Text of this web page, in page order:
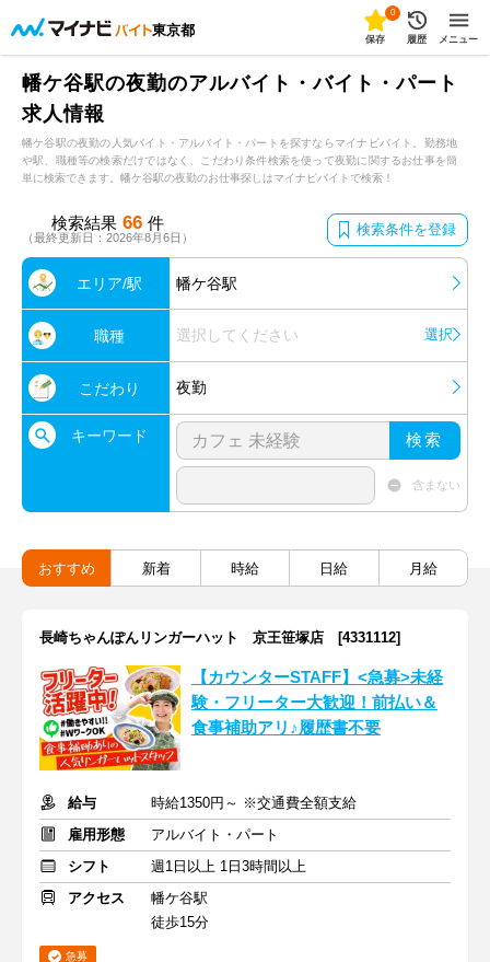
東京都
0
保存 履歴 メニュー
幡ケ谷駅の夜勤のアルバイト・バイト・パート
求人情報
幡ケ谷駅の夜勤の人気バイト・アルバイト・パートを探すならマイナビバイト。勤務地
や駅、職種等の検索だけではなく、こだわり条件検索を使って夜勤に関するお仕事を簡
単に検索できます。幡ケ谷駅の夜勤のお仕事探しはマイナビバイトで検索！
検索結果 66 件
（最終更新日：2026年8月6日） 検索条件を登録
エリア/駅 幡ケ谷駅
職種 選択してください 選択
こだわり 夜勤
キーワード 検索
含まない
おすすめ 新着 時給 日給 月給
長崎ちゃんぽんリンガーハット 京王笹塚店 [4331112]
【カウンターSTAFF】<急募>未経
験・フリーター大歓迎！前払い＆
食事補助アリ♪履歴書不要
給与
時給1350円～ ※交通費全額支給
雇用形態
アルバイト・パート
シフト
週1日以上 1日3時間以上
アクセス
幡ケ谷駅
徒歩15分
急募